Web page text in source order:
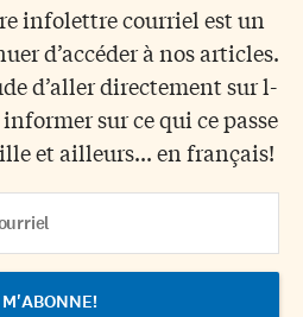
infolettre courriel est un
d’accéder à nos articles.
d’aller directement sur l-
sur ce qui ce passe
et ailleurs... en français!